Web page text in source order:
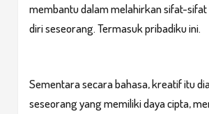
membantu dalam melahirkan sifat-
diri seseorang. Termasuk pribadiku ini.
Sementara secara bahasa, kreatif itu
seseorang yang memiliki daya cipta,